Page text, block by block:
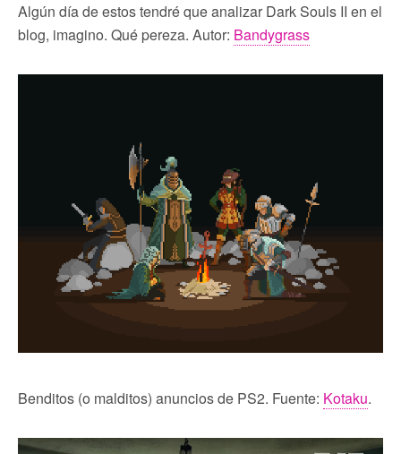
Algún día de estos tendré que analizar Dark Souls II en el
blog, imagino. Qué pereza. Autor: Bandygrass
Benditos (o malditos) anuncios de PS2. Fuente: Kotaku.